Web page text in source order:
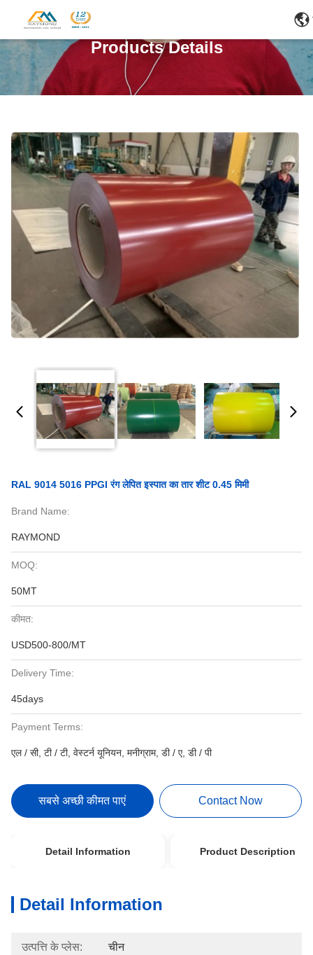
Products Details
RAL 9014 5016 PPGI रंग लेपित इस्पात का तार शीट 0.45 मिमी
Brand Name:
RAYMOND
MOQ:
50MT
कीमत:
USD500-800/MT
Delivery Time:
45days
Payment Terms:
एल / सी, टी / टी, वेस्टर्न यूनियन, मनीग्राम, डी / ए, डी / पी
सबसे अच्छी कीमत पाएं Contact Now
Detail Information Product Description
Detail Information
उत्पत्ति के प्लेस: चीन